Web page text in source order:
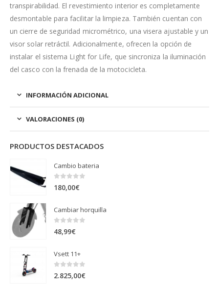
transpirabilidad. El revestimiento interior es completamente
desmontable para facilitar la limpieza. También cuentan con
un cierre de seguridad micrométrico, una visera ajustable y un
visor solar retráctil. Adicionalmente, ofrecen la opción de
instalar el sistema Light for Life, que sincroniza la iluminación
del casco con la frenada de la motocicleta.
INFORMACIÓN ADICIONAL
VALORACIONES (0)
PRODUCTOS DESTACADOS
Cambio bateria
0 out of 5
180,00€
Cambiar horquilla
0 out of 5
48,99€
Vsett 11+
0 out of 5
2.825,00€